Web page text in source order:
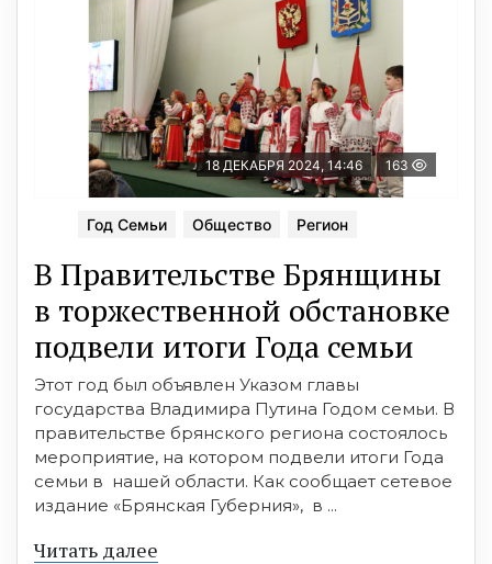
18 ДЕКАБРЯ 2024, 14:46 163
Год Семьи Общество Регион
В Правительстве Брянщины
в торжественной обстановке
подвели итоги Года семьи
Этот год был объявлен Указом главы
государства Владимира Путина Годом семьи. В
правительстве брянского региона состоялось
мероприятие, на котором подвели итоги Года
семьи в нашей области. Как сообщает сетевое
издание «Брянская Губерния», в ...
Читать далее